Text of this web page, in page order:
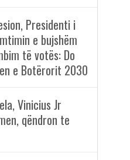
Presidenti i
e bujshëm
të votës: Do
e Botërorit 2030
Vinicius Jr
qëndron te